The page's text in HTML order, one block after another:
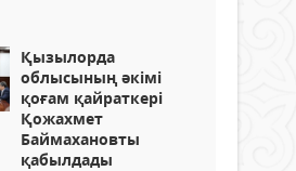
Қызылорда
облысының әкімі
қоғам қайраткері
Қожахмет
Баймахановты
қабылдады